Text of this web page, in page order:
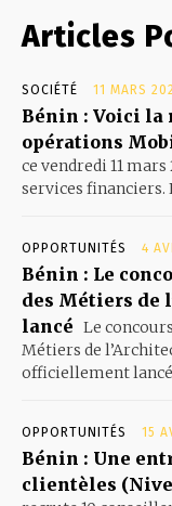
Articles
SOCIÉTÉ 11 MARS
Bénin : Voici
opérations
ce vendredi 11
services financiers.
OPPORTUNITÉS 4
Bénin : Le
des Métiers de
lancé Le
Métiers de
officiellement lancé
OPPORTUNITÉS 15
Bénin : Une
clientèles